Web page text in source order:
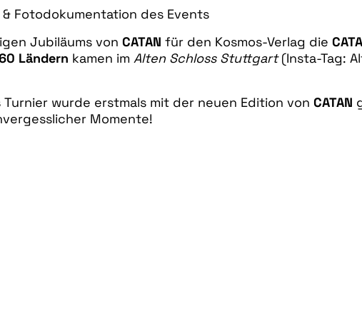
Fotodokumentation des Events
Jubiläums vonCATAN für den Kosmos-Verlag die
Ländern kamen imAlten Schloss Stuttgart(Insta-Tag:
Turnier wurde erstmals mit der neuen Edition vonCATAN
Momente!